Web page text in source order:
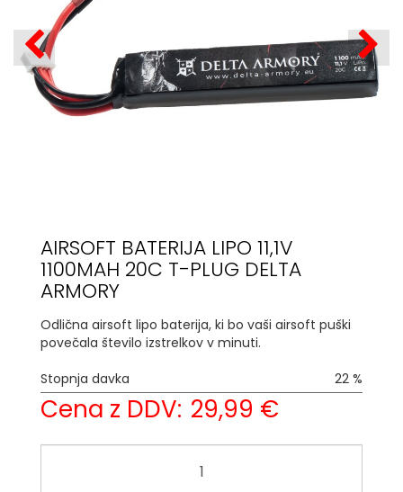
AIRSOFT BATERIJA LIPO 11,1V
1100MAH 20C T-PLUG DELTA
ARMORY
Odlična airsoft lipo baterija, ki bo vaši airsoft puški
povečala število izstrelkov v minuti.
Stopnja davka
22 %
Cena z DDV: 29,99 €